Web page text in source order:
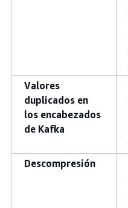
Valores
duplicados en
los encabezados
de Kafka
Descompresión